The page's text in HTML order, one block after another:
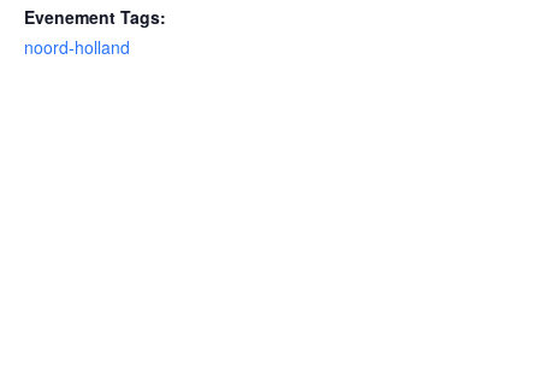
Evenement Tags:
noord-holland